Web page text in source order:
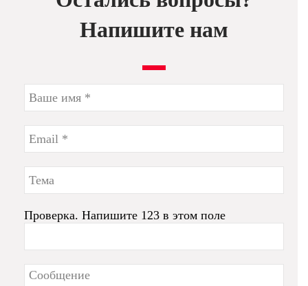
Напишите нам
Проверка. Напишите 123 в этом поле